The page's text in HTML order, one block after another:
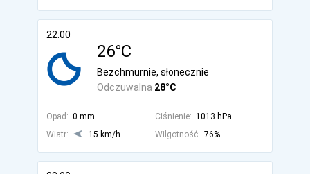
22:00
26°C
Odczuwalna 28°C
Bezchmurnie, słonecznie
Opad: 0 mm Ciśnienie: 1013 hPa
Wiatr:
15 km/h Wilgotność: 76%